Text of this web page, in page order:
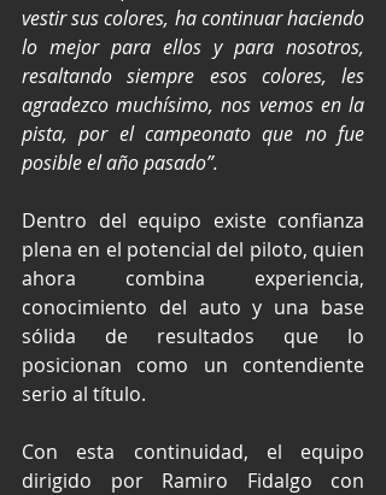
vestir sus colores, ha continuar haciendo
lo mejor para ellos y para nosotros,
resaltando siempre esos colores, les
agradezco muchísimo, nos vemos en la
pista, por el campeonato que no fue
posible el año pasado”.
Dentro del equipo existe confianza
plena en el potencial del piloto, quien
ahora combina experiencia,
conocimiento del auto y una base
sólida de resultados que lo
posicionan como un contendiente
serio al título.
Con esta continuidad, el equipo
dirigido por Ramiro Fidalgo con